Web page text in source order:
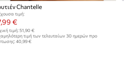
Chantelle
τιμή:
€
τιμή: 51,90 €
τιμή των τελευταίων 30 ημερών προ
40,99 €